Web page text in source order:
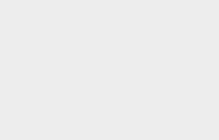
usluge HT-a za potrebe